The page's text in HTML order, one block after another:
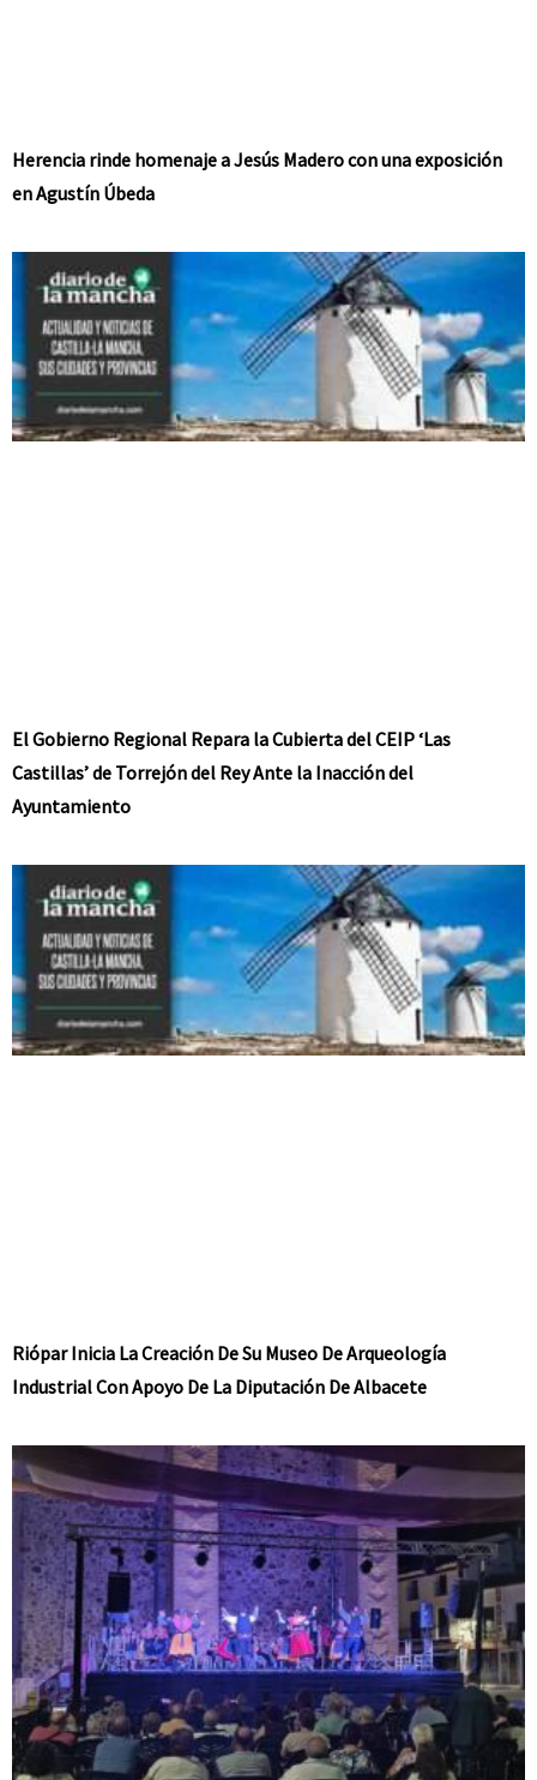
Herencia rinde homenaje a Jesús Madero con una exposición
en Agustín Úbeda
El Gobierno Regional Repara la Cubierta del CEIP ‘Las
Castillas’ de Torrejón del Rey Ante la Inacción del
Ayuntamiento
Riópar Inicia La Creación De Su Museo De Arqueología
Industrial Con Apoyo De La Diputación De Albacete